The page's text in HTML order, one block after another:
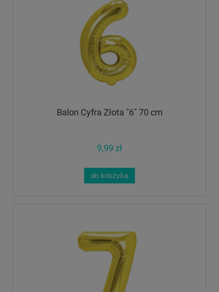
Balon Cyfra Złota "6" 70 cm
9,99 zł
do koszyka